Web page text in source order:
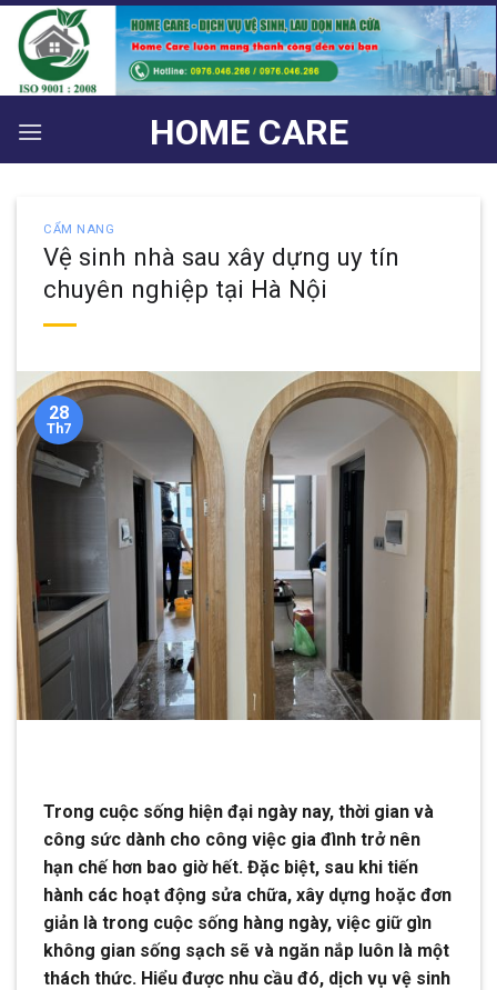
Bỏ
qua
nội
dung
HOME CARE
CẨM NANG
Vệ sinh nhà sau xây dựng uy tín
chuyên nghiệp tại Hà Nội
28
Th7
Trong cuộc sống hiện đại ngày nay, thời gian và
công sức dành cho công việc gia đình trở nên
hạn chế hơn bao giờ hết. Đặc biệt, sau khi tiến
hành các hoạt động sửa chữa, xây dựng hoặc đơn
giản là trong cuộc sống hàng ngày, việc giữ gìn
không gian sống sạch sẽ và ngăn nắp luôn là một
thách thức. Hiểu được nhu cầu đó, dịch vụ vệ sinh